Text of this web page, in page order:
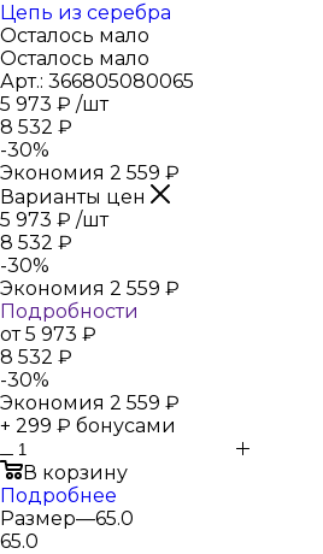
Цепь из серебра
Осталось мало
Осталось мало
Арт.: 366805080065
5 973 ₽ /шт
8 532 ₽
-30%
Экономия 2 559 ₽
Варианты цен
5 973 ₽ /шт
8 532 ₽
-30%
Экономия 2 559 ₽
Подробности
от5 973 ₽
8 532 ₽
-30%
Экономия 2 559 ₽
+ 299 ₽ бонусами
В корзину
Подробнее
Размер—65.0
65.0